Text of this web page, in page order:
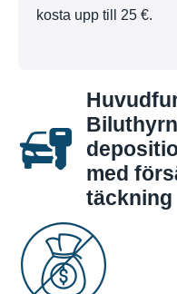
kosta upp till 25 €.
med
täckning